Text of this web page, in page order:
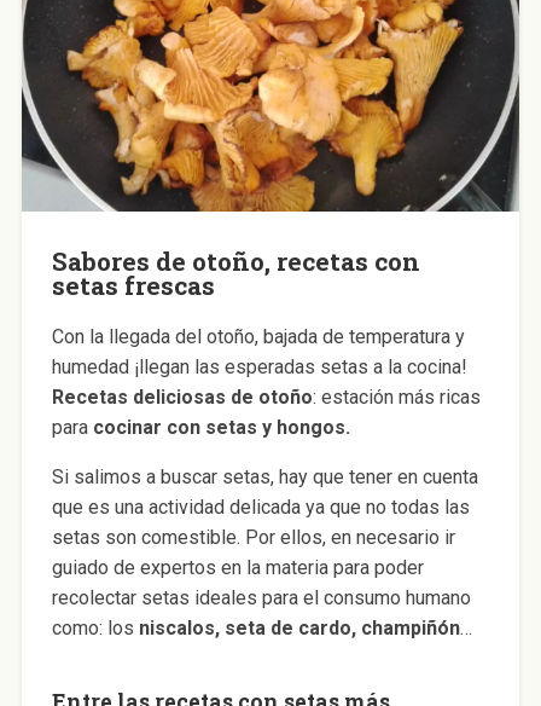
Sabores de otoño, recetas con
setas frescas
Con la llegada del otoño, bajada de temperatura y
humedad ¡llegan las esperadas setas a la cocina!
Recetas deliciosas de otoño: estación más ricas
para cocinar con setas y hongos.
Si salimos a buscar setas, hay que tener en cuenta
que es una actividad delicada ya que no todas las
setas son comestible. Por ellos, en necesario ir
guiado de expertos en la materia para poder
recolectar setas ideales para el consumo humano
como: los niscalos, seta de cardo, champiñón…